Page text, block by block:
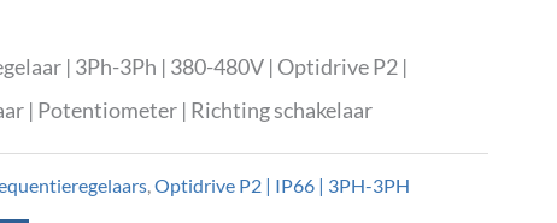
| 3Ph-3Ph | 380-480V | Optidrive P2 |
| Potentiometer | Richting schakelaar
,Optidrive P2 | IP66 | 3PH-3PH